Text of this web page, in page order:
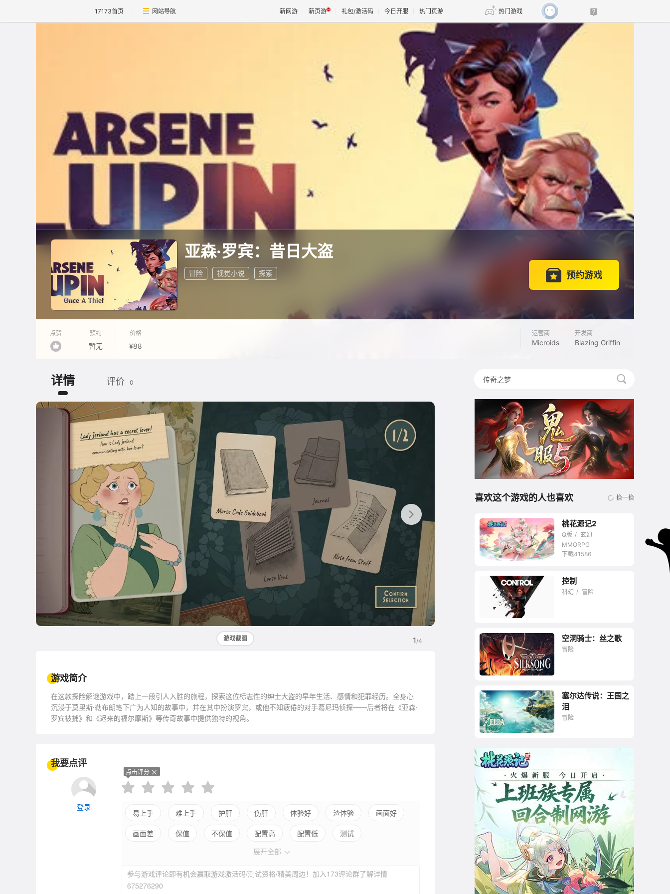
17173首页 网站导航 新网游 新页游 礼包/激活码 今日开服 热门页游 热门游戏
魔兽 DNF 传奇4
天堂 剑网3旗舰版 新天龙八部
王权与自由 诛仙世界 新仙侠5
亚森·罗宾：昔日大盗
冒险 视觉小说 探索 预约游戏
点赞 预约
暂无
价格
¥88
运营商
Microids
开发商
Blazing Griffin
详情 评价 0
1/4
游戏截图
游戏简介
在这款探险解谜游戏中，踏上一段引人入胜的旅程，探索这位标志性的绅士大盗的早年生活、感情和犯罪经历。全身心
沉浸于莫里斯·勒布朗笔下广为人知的故事中，并在其中扮演罗宾，或他不知疲倦的对手葛尼玛侦探——后者将在《亚森·
罗宾被捕》和《迟来的福尔摩斯》等传奇故事中提供独特的视角。
我要点评
登录
点击评分
易上手 难上手 护肝 伤肝 体验好 渣体验 画面好
画面差 保值 不保值 配置高 配置低
测试
展开全部
参与游戏评论即有机会赢取游戏激活码/测试资格/精美周边！加入173评论群了解详情
675276290
喜欢这个游戏的人也喜欢 换一换
无商城开放交易回合
网游
桃花源记2
Q版
玄幻
MMORPG
下载41586
SCP收容的超能之
旅。
控制
科幻 冒险
空洞骑士：丝之歌
冒险
游戏，终归是要用来
玩的
塞尔达传说：王国之
泪
冒险